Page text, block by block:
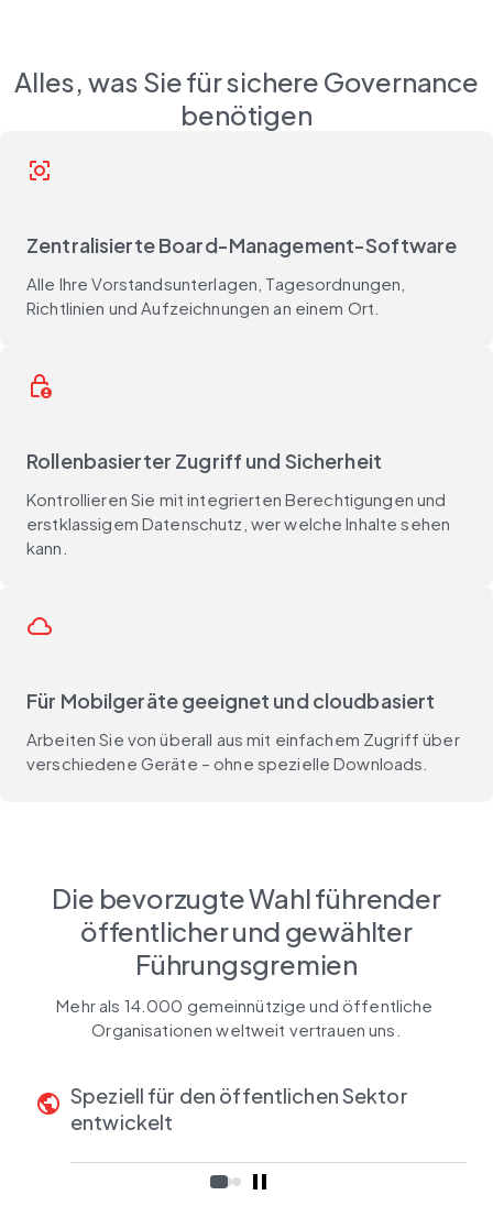
Alles, was Sie für sichere Governance
benötigen
center_focus_strong
Zentralisierte Board-Management-Software
Alle Ihre Vorstandsunterlagen, Tagesordnungen,
Richtlinien und Aufzeichnungen an einem Ort.
lock_person
Rollenbasierter Zugriff und Sicherheit
Kontrollieren Sie mit integrierten Berechtigungen und
erstklassigem Datenschutz, wer welche Inhalte sehen
kann.
cloud
Für Mobilgeräte geeignet und cloudbasiert
Arbeiten Sie von überall aus mit einfachem Zugriff über
verschiedene Geräte – ohne spezielle Downloads.
Die bevorzugte Wahl führender
öffentlicher und gewählter
Führungsgremien
Mehr als 14.000 gemeinnützige und öffentliche
Organisationen weltweit vertrauen uns.
public Speziell für den öffentlichen Sektor
entwickelt